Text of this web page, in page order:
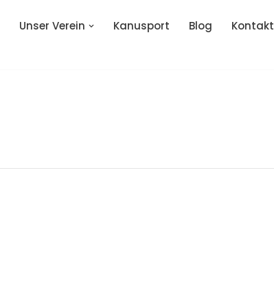
Unser Verein Kanusport Blog
Kontakt